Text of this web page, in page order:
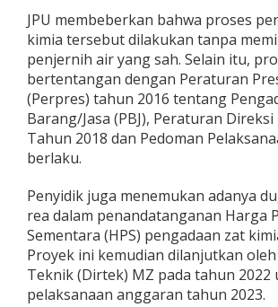
,
D
i
l
a
n
j
u
n
E
k
s
e
p
s
JPU membeberkan bahwa proses
kimia tersebut dilakukan tanpa
penjernih air yang sah. Selain itu,
bertentangan dengan Peraturan
(Perpres) tahun 2016 tentang
Barang/Jasa (PBJ), Peraturan
Tahun 2018 dan Pedoman
berlaku.
Penyidik juga menemukan adanya
rea dalam penandatanganan Harga
Sementara (HPS) pengadaan zat
Proyek ini kemudian dilanjutkan
Teknik (Dirtek) MZ pada tahun 2022
pelaksanaan anggaran tahun 2023.